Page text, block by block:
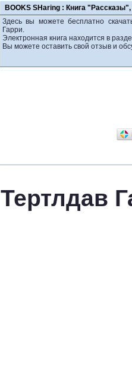
BOOKS SHaring : Книга
Здесь вы можете бесплатно
Гарри.
Электронная книга находится в
Вы можете оставить свой отзыв и
Тертлдав